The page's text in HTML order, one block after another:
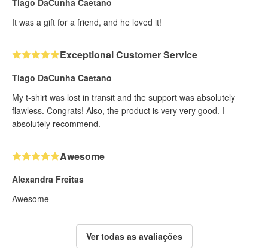
Tiago DaCunha Caetano
It was a gift for a friend, and he loved it!
Exceptional Customer Service
Tiago DaCunha Caetano
My t-shirt was lost in transit and the support was absolutely
flawless. Congrats! Also, the product is very very good. I
absolutely recommend.
Awesome
Alexandra Freitas
Awesome
Ver todas as avaliações